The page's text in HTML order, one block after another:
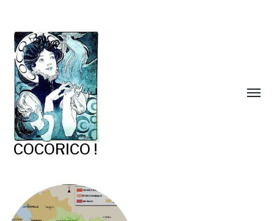
COCORICO !